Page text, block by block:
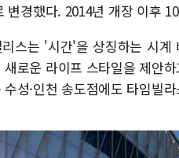
변경했다. 2014년 개장 이후
스는 '시간'을 상징하는 시
로운 라이프 스타일을 제안
성·인천 송도점에도 타임빌